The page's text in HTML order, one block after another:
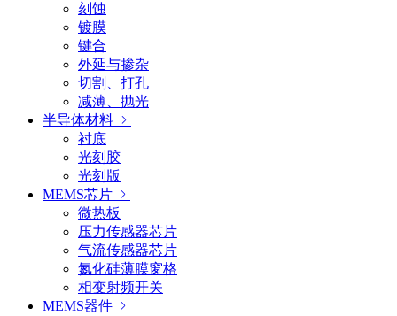
刻蚀
镀膜
键合
外延与掺杂
切割、打孔
减薄、抛光
半导体材料
衬底
光刻胶
光刻版
MEMS芯片
微热板
压力传感器芯片
气流传感器芯片
氮化硅薄膜窗格
相变射频开关
MEMS器件